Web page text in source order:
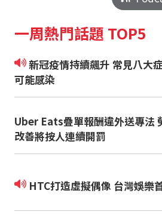
一周熱門話題 TOP5
新冠疫情持續飆升 常見八大症狀 沒發燒也
可能感染
Uber Eats疊單報酬違外送專法
改善將按人連續開罰
HTC打造虛擬偶像 台灣娛樂